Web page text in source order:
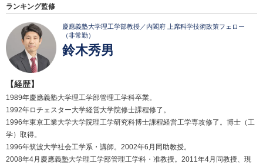
ランキング監修
慶應義塾大学理工学部教授／内閣府 上席科学技術政策フェロー
（非常勤）
鈴木秀男
【経歴】
1989年慶應義塾大学理工学部管理工学科卒業。
1992年ロチェスター大学経営大学院修士課程修了。
1996年東京工業大学大学院理工学研究科博士課程経営工学専攻修了。博士（工
学）取得。
1996年筑波大学社会工学系・講師。2002年6月同助教授。
2008年4月慶應義塾大学理工学部管理工学科・准教授。2011年4月同教授、現